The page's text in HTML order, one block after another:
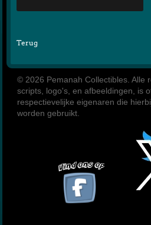
Terug
© 2026 Pemanah Collectibles. Alle
scripts, logo's, en afbeeldingen, is
respectievelijke eigenaren die